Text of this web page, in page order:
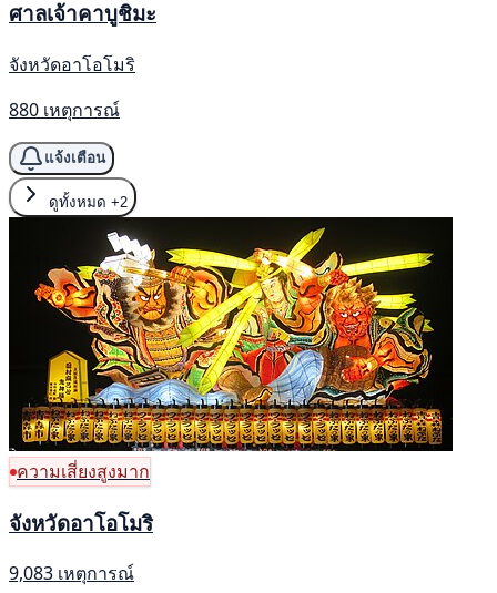
ศาลเจ้าคาบูชิมะ
จังหวัดอาโอโมริ
880 เหตุการณ์
แจ้งเตือน
ดูทั้งหมด +2
ความเสี่ยงสูงมาก
จังหวัดอาโอโมริ
9,083 เหตุการณ์